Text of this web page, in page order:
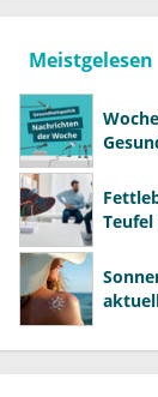
Meistgelesen